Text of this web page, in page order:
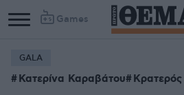
Games
GALA
Κατερίνα Καραβάτου